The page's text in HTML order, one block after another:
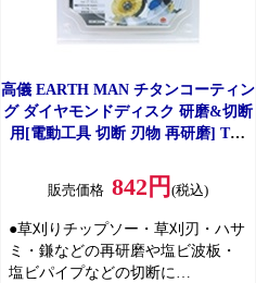
高儀 EARTH MAN チタンコーティン
グ ダイヤモンドディスク 研磨&切断
用[電動工具 切断 刃物 再研磨] TD-
販売価格 842円 (税込)
●草刈りチップソー・草刈刃・ハサ
ミ・鎌などの再研磨や塩ビ波板・
塩ビパイプなどの切断に